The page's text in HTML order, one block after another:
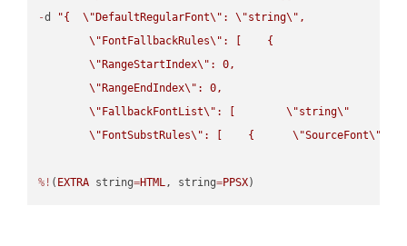
-d "{ \" DefaultRegularFont\" : \"string\" ,
\" FontFallbackRules\" : [    {
\" RangeStartIndex\" : 0,
\" RangeEndIndex\" : 0,
\" FallbackFontList\" : [ \"string\"
\" FontSubstRules\" : [    { \"SourceFont\"
%! ( EXTRA string=HTML, string=PPSX)